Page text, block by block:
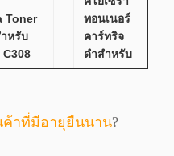
Toner
หรับ
ทอนเนอร์
คาร์ทริจ
ดําสําหรับ
TASKalfa
M4125idn
ค้าที่มีอายุยืนนาน?